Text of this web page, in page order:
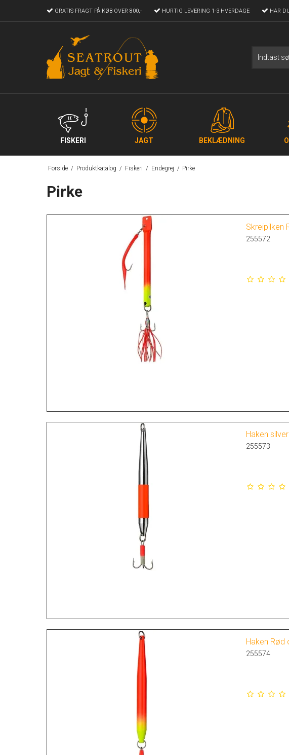
GRATIS FRAGT PÅ KØB OVER 800,- HURTIG LEVERING 1-3 HVERDAGE HAR
FISKERI JAGT BEKLÆDNING
Forside / Produktkatalog / Fiskeri / Endegrej / Pirke
Pirke
Skreipilken
255572
Haken silver
255573
Haken Rød
255574